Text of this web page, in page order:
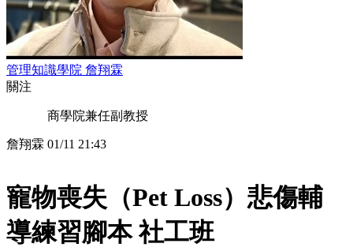
管理知識學院 詹翔霖
關注
詹翔霖
商學院兼任副教授
01/11 21:43
寵物喪失（Pet Loss）悲傷輔
導練習腳本 社工班